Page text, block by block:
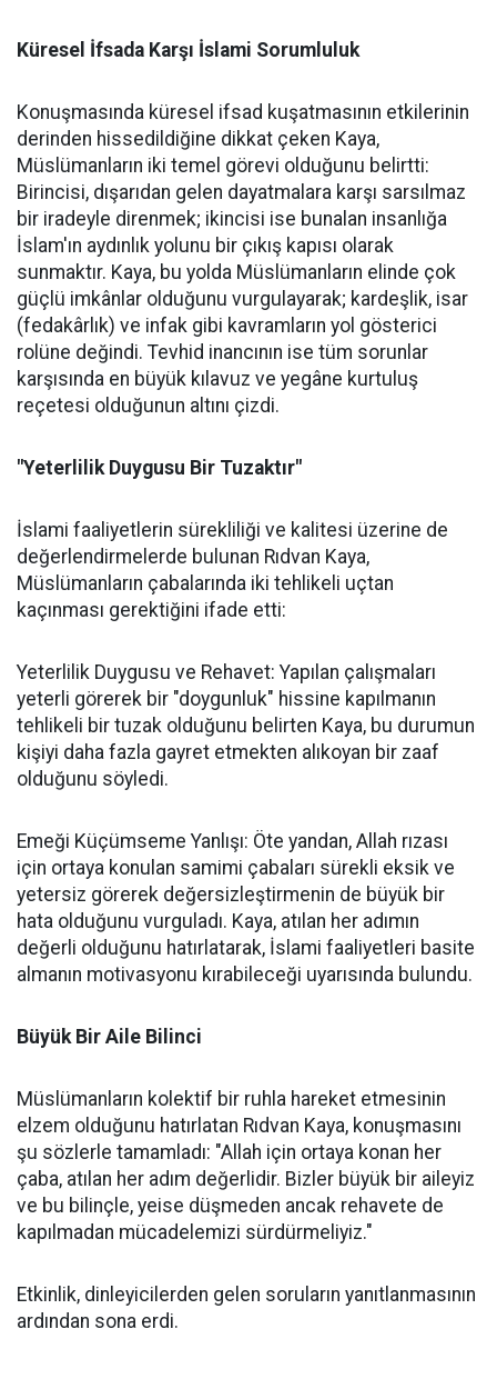
Küresel İfsada Karşı İslami Sorumluluk
Konuşmasında küresel ifsad kuşatmasının etkilerinin
derinden hissedildiğine dikkat çeken Kaya,
Müslümanların iki temel görevi olduğunu belirtti:
Birincisi, dışarıdan gelen dayatmalara karşı sarsılmaz
bir iradeyle direnmek; ikincisi ise bunalan insanlığa
İslam'ın aydınlık yolunu bir çıkış kapısı olarak
sunmaktır. Kaya, bu yolda Müslümanların elinde çok
güçlü imkânlar olduğunu vurgulayarak; kardeşlik, isar
(fedakârlık) ve infak gibi kavramların yol gösterici
rolüne değindi. Tevhid inancının ise tüm sorunlar
karşısında en büyük kılavuz ve yegâne kurtuluş
reçetesi olduğunun altını çizdi.
"Yeterlilik Duygusu Bir Tuzaktır"
İslami faaliyetlerin sürekliliği ve kalitesi üzerine de
değerlendirmelerde bulunan Rıdvan Kaya,
Müslümanların çabalarında iki tehlikeli uçtan
kaçınması gerektiğini ifade etti:
Yeterlilik Duygusu ve Rehavet: Yapılan çalışmaları
yeterli görerek bir "doygunluk" hissine kapılmanın
tehlikeli bir tuzak olduğunu belirten Kaya, bu durumun
kişiyi daha fazla gayret etmekten alıkoyan bir zaaf
olduğunu söyledi.
Emeği Küçümseme Yanlışı: Öte yandan, Allah rızası
için ortaya konulan samimi çabaları sürekli eksik ve
yetersiz görerek değersizleştirmenin de büyük bir
hata olduğunu vurguladı. Kaya, atılan her adımın
değerli olduğunu hatırlatarak, İslami faaliyetleri basite
almanın motivasyonu kırabileceği uyarısında bulundu.
Büyük Bir Aile Bilinci
Müslümanların kolektif bir ruhla hareket etmesinin
elzem olduğunu hatırlatan Rıdvan Kaya, konuşmasını
şu sözlerle tamamladı: "Allah için ortaya konan her
çaba, atılan her adım değerlidir. Bizler büyük bir aileyiz
ve bu bilinçle, yeise düşmeden ancak rehavete de
kapılmadan mücadelemizi sürdürmeliyiz."
Etkinlik, dinleyicilerden gelen soruların yanıtlanmasının
ardından sona erdi.